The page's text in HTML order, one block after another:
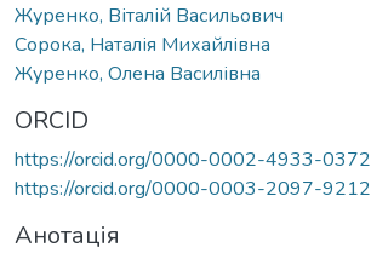
Журенко, Віталій Васильович
Сорока, Наталія Михайлівна
Журенко, Олена Василівна
ORCID
https://orcid.org/0000-0002-4933-0372
https://orcid.org/0000-0003-2097-9212
Анотація